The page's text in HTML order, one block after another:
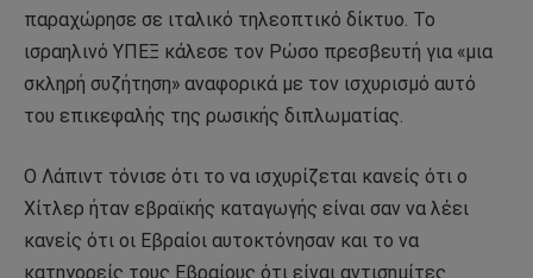
παραχώρησε σε ιταλικό τηλεοπτικό δίκτυο. Το
ισραηλινό ΥΠΕΞ κάλεσε τον Ρώσο πρεσβευτή για «μια
σκληρή συζήτηση» αναφορικά με τον ισχυρισμό αυτό
του επικεφαλής της ρωσικής διπλωματίας.
Ο Λάπιντ τόνισε ότι το να ισχυρίζεται κανείς ότι ο
Χίτλερ ήταν εβραϊκής καταγωγής είναι σαν να λέει
κανείς ότι οι Εβραίοι αυτοκτόνησαν και το να
κατηγορείς τους Εβραίους ότι είναι αντισημίτες